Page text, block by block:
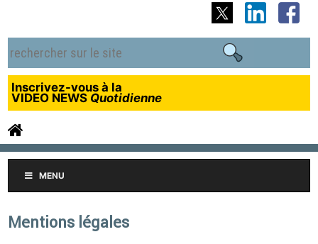
Inscrivez-vous à la
VIDEO NEWS Quotidienne
MENU
Mentions légales